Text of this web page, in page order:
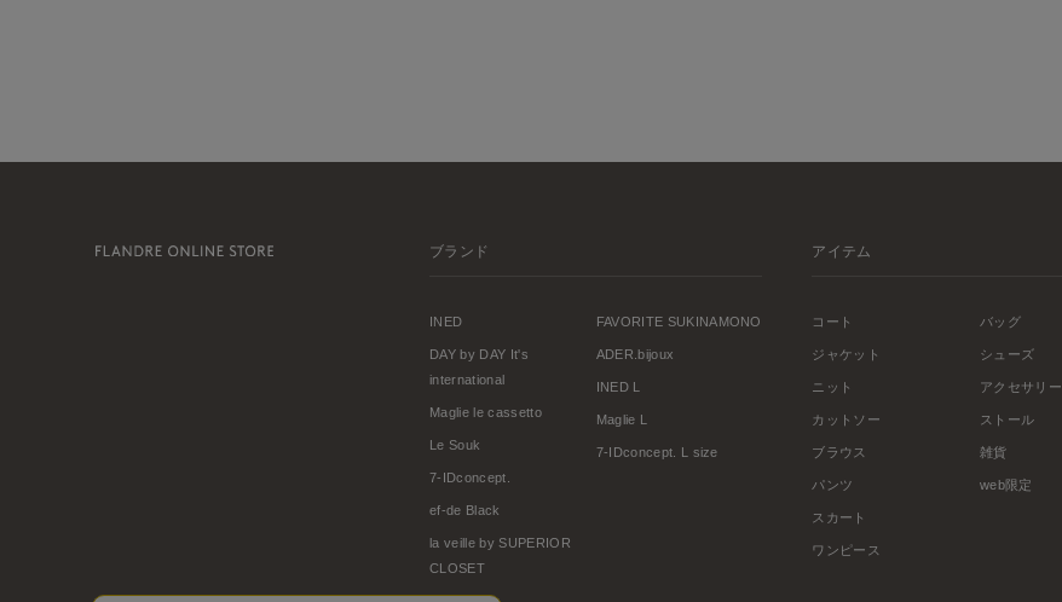
ブランド
INED
DAY by DAY It's
international
Maglie le cassetto
Le Souk
7-IDconcept.
ef-de Black
la veille by SUPERIOR
CLOSET
FAVORITE SUKINAMONO
ADER.bijoux
INED L
Maglie L
7-IDconcept. L size
アイテム
コート
ジャケット
ニット
カットソー
ブラウス
パンツ
スカート
ワンピース
バッグ
シューズ
アクセサリー
ストール
雑貨
web限定